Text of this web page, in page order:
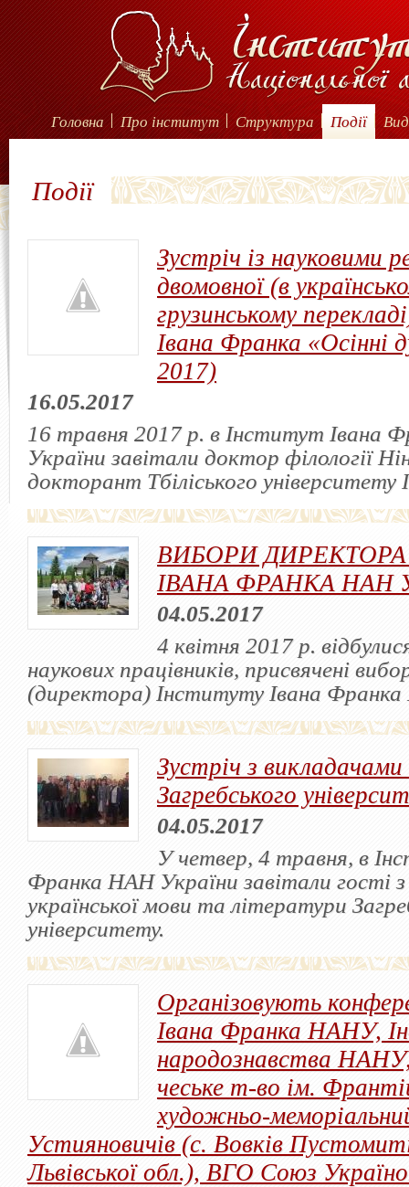
Головна Про інститут Структура Події
Події
Зустріч із науковими
двомовної (в
грузинському
Івана Франка «Осінні
2017)
16.05.2017
16 травня 2017 р. в Інститут Івана
України завітали доктор філології
докторант Тбіліського університету
ВИБОРИ ДИРЕКТОРА
ІВАНА ФРАНКА НАН
04.05.2017
4 квітня 2017 р.
наукових працівників, присвячені
(директора) Інституту Івана
Зустріч з
Загребського
04.05.2017
У четвер, 4 травня, в
Франка НАН України завітали гості
української мови та літератури
університету.
Організовують
Івана Франка НАНУ,
народознавства
чеське т-во ім.
художньо-
Устияновичів (с. Вовків
Львівської обл.), ВГО Союз